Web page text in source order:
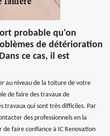
probable qu'on
de détérioration
ce cas, il est
au niveau de la toiture de votre
de faire des travaux de
travaux qui sont très difficiles. Par
des professionnels en la
faire confiance à IC Renovation